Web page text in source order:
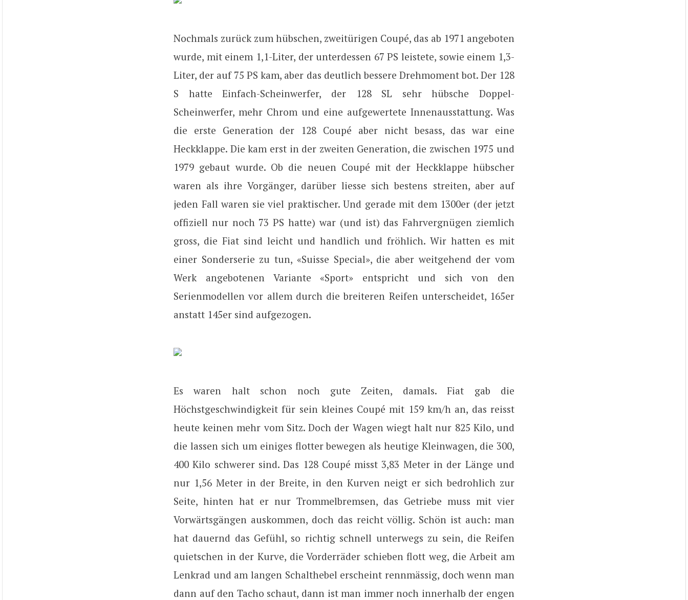
Nochmals zurück zum hübschen, zweitürigen Coupé, das ab 1971 angeboten
wurde, mit einem 1,1-Liter, der unterdessen 67 PS leistete, sowie einem 1,3-
Liter, der auf 75 PS kam, aber das deutlich bessere Drehmoment bot. Der 128
S hatte Einfach-Scheinwerfer, der 128 SL sehr hübsche Doppel-
Scheinwerfer, mehr Chrom und eine aufgewertete Innenausstattung. Was
die erste Generation der 128 Coupé aber nicht besass, das war eine
Heckklappe. Die kam erst in der zweiten Generation, die zwischen 1975 und
1979 gebaut wurde. Ob die neuen Coupé mit der Heckklappe hübscher
waren als ihre Vorgänger, darüber liesse sich bestens streiten, aber auf
jeden Fall waren sie viel praktischer. Und gerade mit dem 1300er (der jetzt
offiziell nur noch 73 PS hatte) war (und ist) das Fahrvergnügen ziemlich
gross, die Fiat sind leicht und handlich und fröhlich. Wir hatten es mit
einer Sonderserie zu tun, «Suisse Special», die aber weitgehend der vom
Werk angebotenen Variante «Sport» entspricht und sich von den
Serienmodellen vor allem durch die breiteren Reifen unterscheidet, 165er
anstatt 145er sind aufgezogen.
Es waren halt schon noch gute Zeiten, damals. Fiat gab die
Höchstgeschwindigkeit für sein kleines Coupé mit 159 km/h an, das reisst
heute keinen mehr vom Sitz. Doch der Wagen wiegt halt nur 825 Kilo, und
die lassen sich um einiges flotter bewegen als heutige Kleinwagen, die 300,
400 Kilo schwerer sind. Das 128 Coupé misst 3,83 Meter in der Länge und
nur 1,56 Meter in der Breite, in den Kurven neigt er sich bedrohlich zur
Seite, hinten hat er nur Trommelbremsen, das Getriebe muss mit vier
Vorwärtsgängen auskommen, doch das reicht völlig. Schön ist auch: man
hat dauernd das Gefühl, so richtig schnell unterwegs zu sein, die Reifen
quietschen in der Kurve, die Vorderräder schieben flott weg, die Arbeit am
Lenkrad und am langen Schalthebel erscheint rennmässig, doch wenn man
dann auf den Tacho schaut, dann ist man immer noch innerhalb der engen